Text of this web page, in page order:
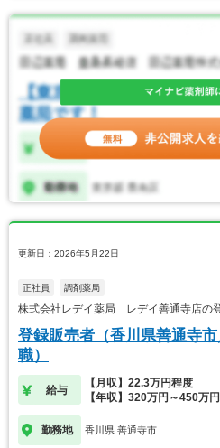
更新日：2026年5月22日
正社員 調剤薬局
株式会社レデイ薬局 レデイ善通寺店の
登録販売者（香川県善通寺
職）
給与
【月収】22.3万円程度
【年収】320万円～450万円
勤務地 香川県 善通寺市